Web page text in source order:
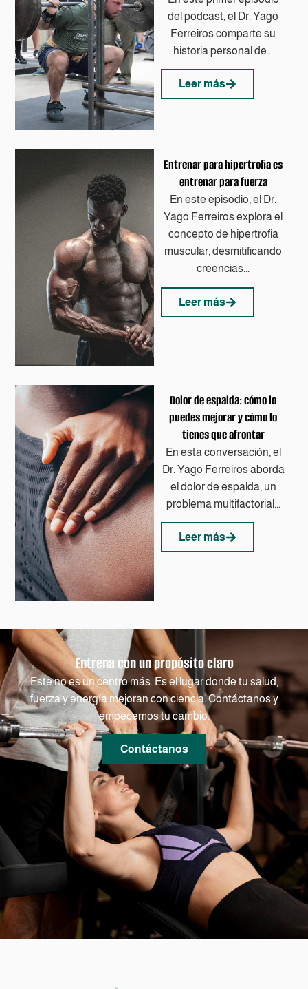
del podcast, el Dr. Yago
Ferreiros comparte su
historia personal de...
Leer más
Entrenar para hipertrofia es
entrenar para fuerza
En este episodio, el Dr.
Yago Ferreiros explora el
concepto de hipertrofia
muscular, desmitificando
creencias...
Leer más
Dolor de espalda: cómo lo
puedes mejorar y cómo lo
tienes que afrontar
En esta conversación, el
Dr. Yago Ferreiros aborda
el dolor de espalda, un
problema multifactorial...
Leer más
Entrena con un propósito claro
Este no es un centro más. Es el lugar donde tu salud,
fuerza y energía mejoran con ciencia. Contáctanos y
empecemos tu cambio.
Contáctanos